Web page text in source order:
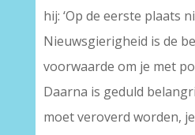
hij: ‘Op de eerste plaats
Nieuwsgierigheid is de
voorwaarde om je met
Daarna is geduld
moet veroverd worden,